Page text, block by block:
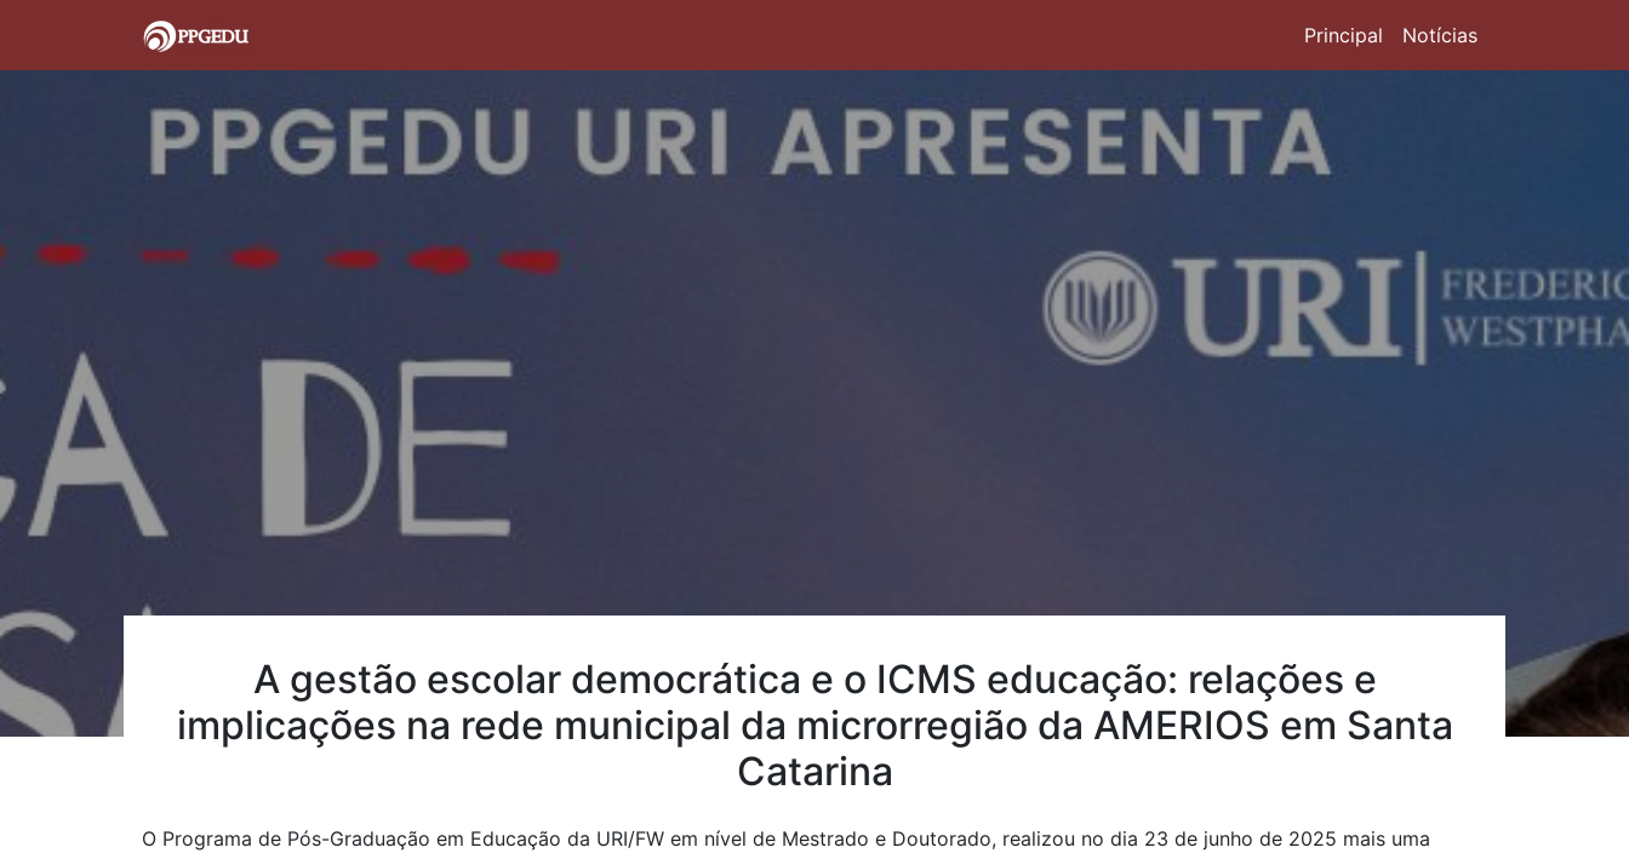
Principal Notícias
A gestão escolar democrática e o ICMS educação: relações e
implicações na rede municipal da microrregião da AMERIOS em Santa
Catarina
O Programa de Pós-Graduação em Educação da URI/FW em nível de Mestrado e Doutorado, realizou no dia 23 de junho de 2025 mais uma